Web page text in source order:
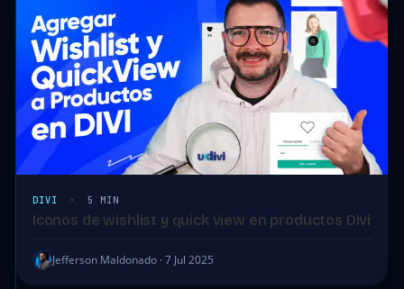
DIVI · 5 MIN
Iconos de wishlist y quick view en productos Divi
Jefferson Maldonado · 7 Jul 2025